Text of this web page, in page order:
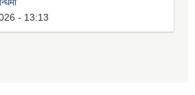
- 13:13